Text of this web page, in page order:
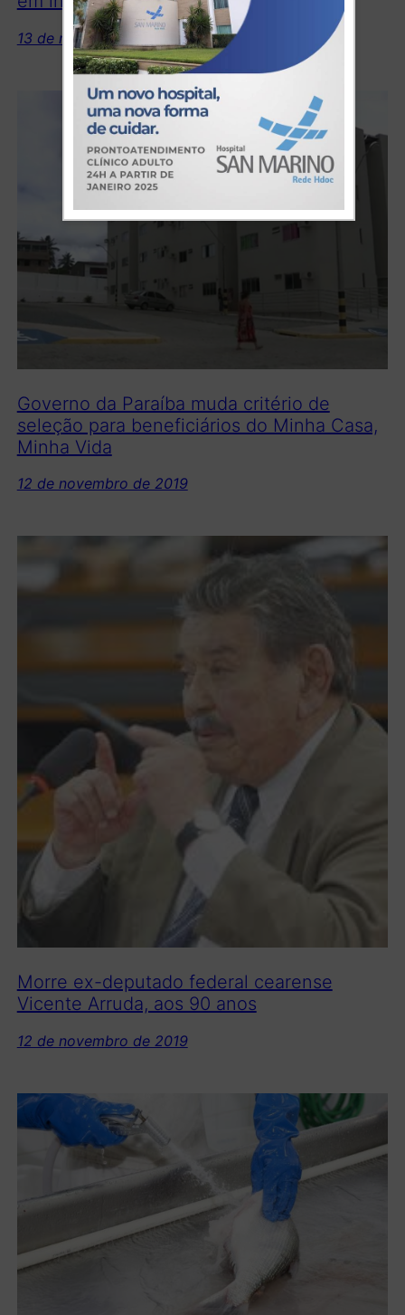
13 de novembro de 2019
Governo da Paraíba muda critério de
seleção para beneficiários do Minha Casa,
Minha Vida
12 de novembro de 2019
Morre ex-deputado federal cearense
Vicente Arruda, aos 90 anos
12 de novembro de 2019